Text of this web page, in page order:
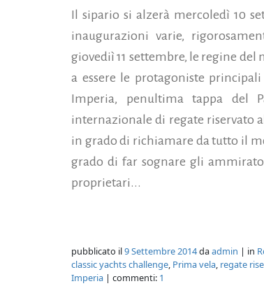
Il sipario si alzerà mercoledì 10
inaugurazioni varie,
giovediì 11 settembre, le regine
a essere le protagoniste
Imperia, penultima tappa del
internazionale di regate riservato
in grado di richiamare da tutto il
grado di far sognare gli
proprietari...
pubblicato il9 Settembre 2014daadmin | in
classic yachts challenge, Prima vela, regate
Imperia | commenti: 1